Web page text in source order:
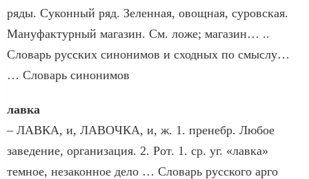
ряды. Суконный ряд. Зеленная, овощная, суровская.
Мануфактурный магазин. См. ложе; магазин… ..
Словарь русских синонимов и сходных по смыслу…
… Словарь синонимов
лавка
– ЛАВКА, и, ЛАВОЧКА, и, ж. 1. пренебр. Любое
заведение, организация. 2. Рот. 1. ср. уг. «лавка»
темное, незаконное дело … Словарь русского арго